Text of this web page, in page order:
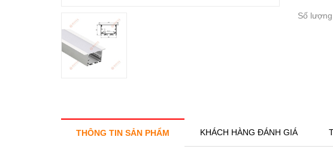
Số lượng
THÔNG TIN SẢN PHẨM KHÁCH HÀNG ĐÁNH GIÁ